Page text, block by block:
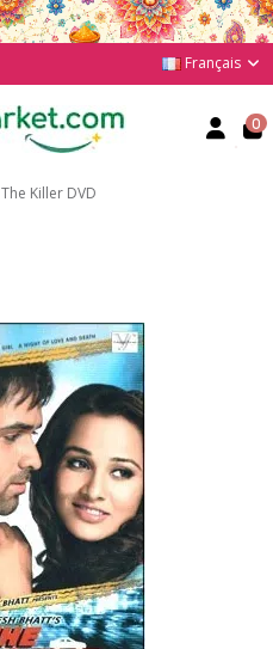
Français
0
The Killer DVD